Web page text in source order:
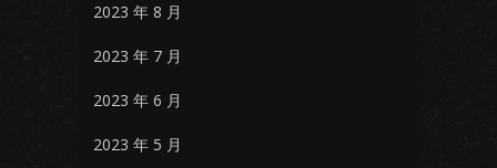
2023 年 8 月
2023 年 7 月
2023 年 6 月
2023 年 5 月